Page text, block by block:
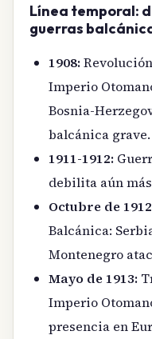
Línea temporal:
guerras
1908:
Imperio
Bosnia-
balcánica grave.
1911-1912:
debilita aún
Octubre de
Balcánica:
Montenegro
Mayo de 1913:
Imperio
presencia en